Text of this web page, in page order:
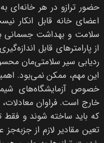
حضور ترازو در هر خانه‌ای
اعضای خانه قابل انکار
سلامت و بهداشت جسمانی
از پارامترهای قابل
ردیابی سیر سلامتی‌مان
این مهم، ممکن نمی‌بود.
خصوص آزمایشگاه‌های
خارج است. فراوان
که باید ساخته شوند و فقط
تعین مقادیر لازم از